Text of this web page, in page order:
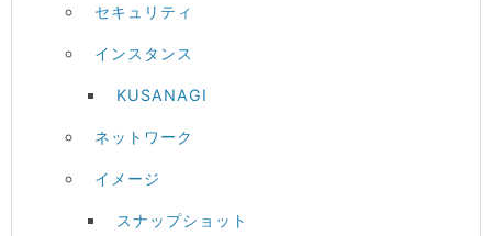
セキュリティ
インスタンス
KUSANAGI
ネットワーク
イメージ
スナップショット